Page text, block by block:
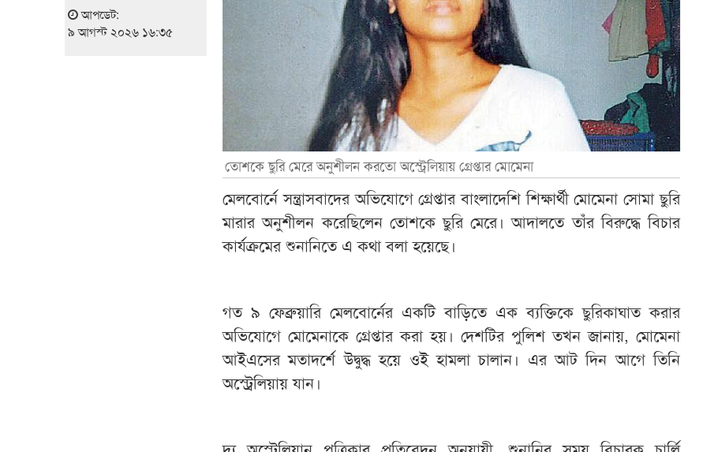
আপডেট:
৯ আগস্ট ২০২৬ ১৬:৩৫
তোশকে ছুরি মেরে অনুশীলন করতো অস্ট্রেলিয়ায় গ্রেপ্তার মোমেনা
মেলবোর্নে সন্ত্রাসবাদের অভিযোগে গ্রেপ্তার বাংলাদেশি শিক্ষার্থী মোমেনা সোমা ছুরি
মারার অনুশীলন করেছিলেন তোশকে ছুরি মেরে। আদালতে তাঁর বিরুদ্ধে বিচার
কার্যক্রমের শুনানিতে এ কথা বলা হয়েছে।
গত ৯ ফেব্রুয়ারি মেলবোর্নের একটি বাড়িতে এক ব্যক্তিকে ছুরিকাঘাত করার
অভিযোগে মোমেনাকে গ্রেপ্তার করা হয়। দেশটির পুলিশ তখন জানায়, মোমেনা
আইএসের মতাদর্শে উদ্বুদ্ধ হয়ে ওই হামলা চালান। এর আট দিন আগে তিনি
অস্ট্রেলিয়ায় যান।